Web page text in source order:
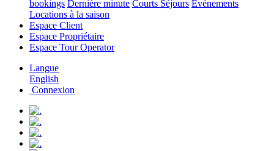
bookings Dernière minute Courts Séjours Événements
Locations à la saison
Espace Client
Espace Propriétaire
Espace Tour Operator
Langue
English
Connexion